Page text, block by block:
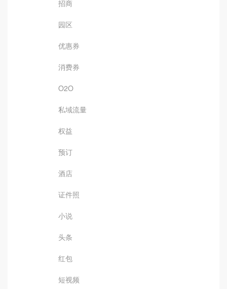
招商
园区
优惠券
消费券
O2O
私域流量
权益
预订
酒店
证件照
小说
头条
红包
短视频